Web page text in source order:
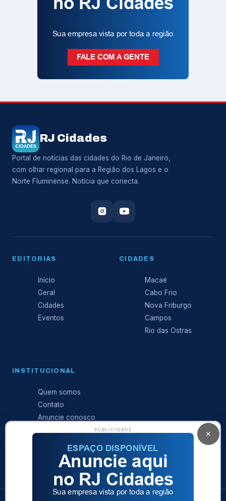
RJ Cidades
Portal de notícias das cidades do Rio de Janeiro,
com olhar regional para a Região dos Lagos e o
Norte Fluminense. Notícia que conecta.
EDITORIAS
Início
Geral
Cidades
Eventos
CIDADES
Macaé
Cabo Frio
Nova Friburgo
Campos
Rio das Ostras
INSTITUCIONAL
Quem somos
Contato
Anuncie conosco
privacidade
✕
PUBLICIDADE